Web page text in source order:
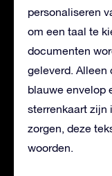
personaliseren
om een taal te
documenten
geleverd. Alleen
blauwe envelop
sterrenkaart zijn
zorgen, deze
woorden.